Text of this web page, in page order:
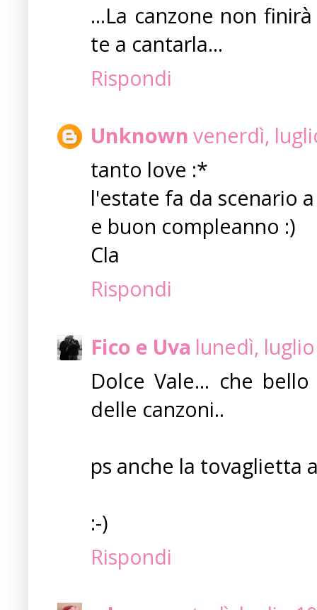
...La canzone non
te a cantarla...
Rispondi
Unknown venerdì,
tanto love :*
l'estate fa da scenario
e buon compleanno :)
Cla
Rispondi
Fico e Uva lunedì,
Dolce Vale... che
delle canzoni..
ps anche la tovaglietta
:-)
Rispondi